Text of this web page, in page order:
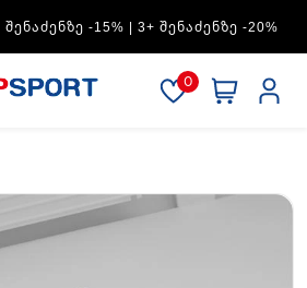
ᲨᲔᲜᲐᲫᲔᲜᲖᲔ -30%
0